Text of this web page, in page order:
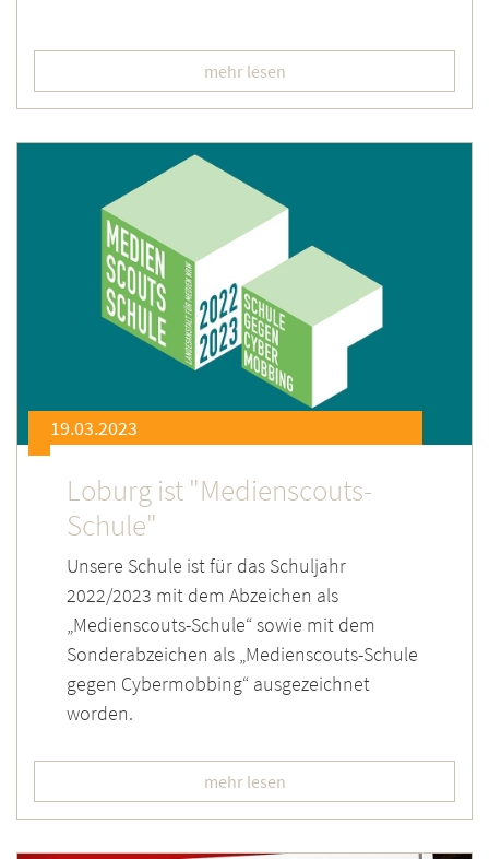
mehr lesen
19.03.2023
Loburg ist "Medienscouts-
Schule"
Unsere Schule ist für das Schuljahr
2022/2023 mit dem Abzeichen als
„Medienscouts-Schule“ sowie mit dem
Sonderabzeichen als „Medienscouts-Schule
gegen Cybermobbing“ ausgezeichnet
worden.
mehr lesen